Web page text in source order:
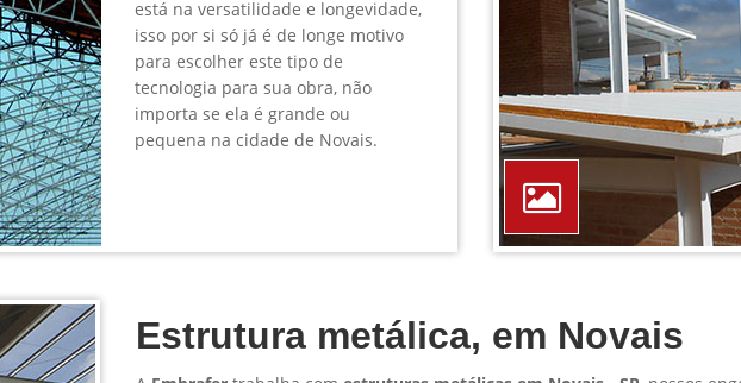
MENSAGEM *
Solicitar Orçamento